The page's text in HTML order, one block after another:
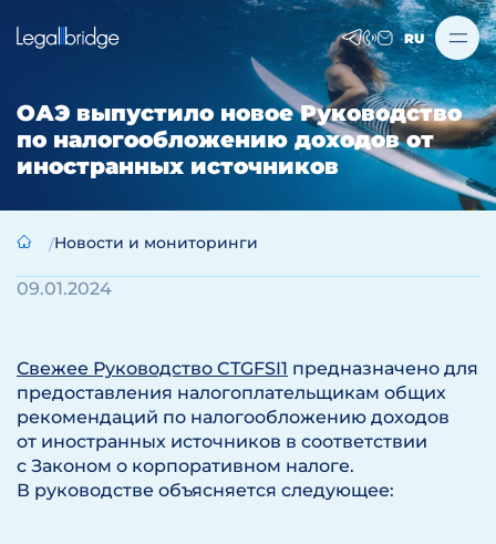
RU
ОАЭ выпустило новое Руководство
по налогообложению доходов от
иностранных источников
Новости и мониторинги
09.01.2024
Свежее Руководство CTGFSI1 предназначено для
предоставления налогоплательщикам общих
рекомендаций по налогообложению доходов
от иностранных источников в соответствии
с Законом о корпоративном налоге.
В руководстве объясняется следующее: